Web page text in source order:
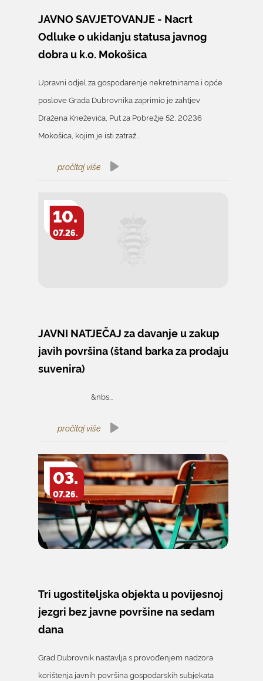
JAVNO SAVJETOVANJE - Nacrt
Odluke o ukidanju statusa javnog
dobra u k.o. Mokošica
Upravni odjel za gospodarenje nekretninama i opće
poslove Grada Dubrovnika zaprimio je zahtjev
Dražena Kneževića, Put za Pobrežje 52, 20236
Mokošica, kojim je isti zatraž...
pročitaj više
10.
07.26.
JAVNI NATJEČAJ za davanje u zakup
javih površina (štand barka za prodaju
suvenira)
&nbs...
pročitaj više
03.
07.26.
Tri ugostiteljska objekta u povijesnoj
jezgri bez javne površine na sedam
dana
Grad Dubrovnik nastavlja s provođenjem nadzora
korištenja javnih površina gospodarskih subjekata